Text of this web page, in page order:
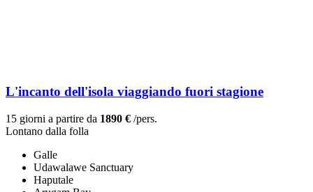
L'incanto dell'isola viaggiando fuori stagione
15 giorni a partire da 1890 € /pers.
Lontano dalla folla
Galle
Udawalawe Sanctuary
Haputale